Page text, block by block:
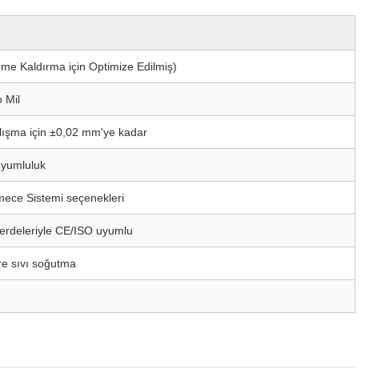
Kaldırma için Optimize Edilmiş)
Mil
için ±0,02 mm'ye kadar
Sistemi seçenekleri
CE/ISO uyumlu
sıvı soğutma